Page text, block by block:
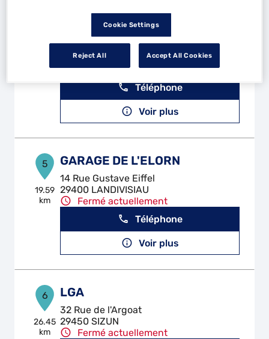
km
GARAGE LE RET
41 Rue de Landivisiau
29400 LAMPAUL GUIMILIAU
Fermé actuellement
Téléphone
Voir plus
5
19.59
km
GARAGE DE L'ELORN
14 Rue Gustave Eiffel
29400 LANDIVISIAU
Fermé actuellement
Téléphone
Voir plus
6
26.45
km
LGA
32 Rue de l'Argoat
29450 SIZUN
Fermé actuellement
Cookie Settings
Reject All Accept All Cookies